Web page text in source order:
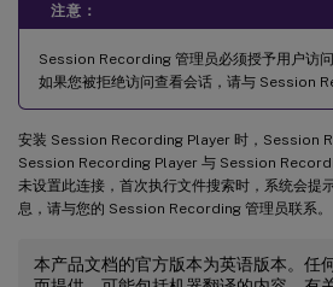
注意：
Session Recording 管理员必须授予用户访问
如果您被拒绝访问查看会话，请与 Session
安装 Session Recording Player 时，Session
Session Recording Player 与 Session
未设置此连接，首次执行文件搜索时，系统会提
息，请与您的 Session Recording 管理员联系。
本产品文档的官方版本为英语版本。任